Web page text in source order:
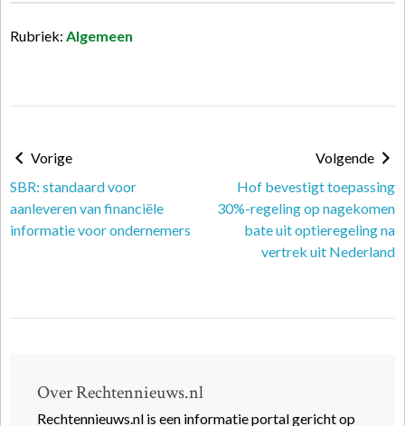
Rubriek: Algemeen
Vorige
SBR: standaard voor
aanleveren van financiële
informatie voor ondernemers
Volgende
Hof bevestigt toepassing
30%-regeling op nagekomen
bate uit optieregeling na
vertrek uit Nederland
Over Rechtennieuws.nl
Rechtennieuws.nl is een informatie portal gericht op